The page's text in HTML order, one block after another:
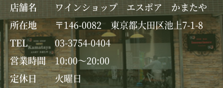
店舗名
ワインショップ エスポア かまたや
所在地
〒146-0082 東京都大田区池上7-1-8
TEL
03-3754-0404
営業時間
10:00～20:00
定休日
火曜日